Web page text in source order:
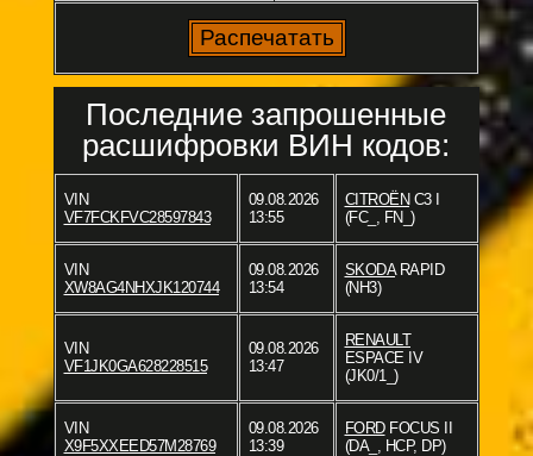
Последние запрошенные
расшифровки ВИН кодов:
VIN
VF7FCKFVC28597843
09.08.2026
13:55
CITROËN C3 I
(FC_, FN_)
VIN
XW8AG4NHXJK120744
09.08.2026
13:54
SKODARAPID
(NH3)
VIN
VF1JK0GA628228515
09.08.2026
13:47
RENAULT
ESPACE IV
(JK0/1_)
VIN
X9F5XXEED57M28769
09.08.2026
13:39
FORDFOCUS II
(DA_, HCP, DP)